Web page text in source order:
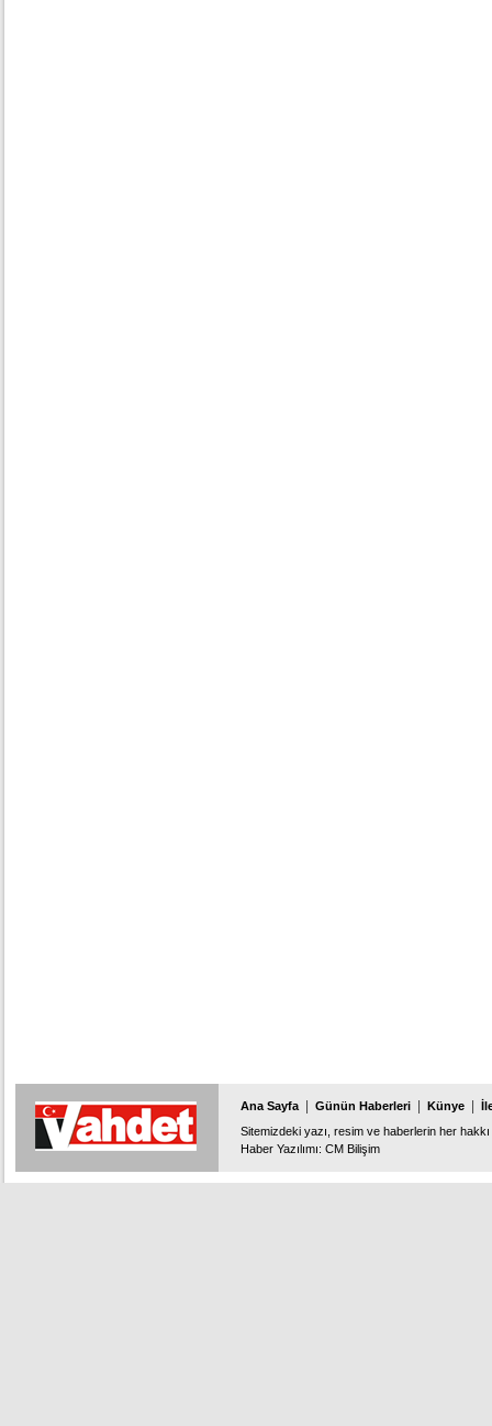
Ana Sayfa Günün Haberleri Künye
Sitemizdeki yazı, resim ve haberlerin her
Haber Yazılımı: CM Bilişim